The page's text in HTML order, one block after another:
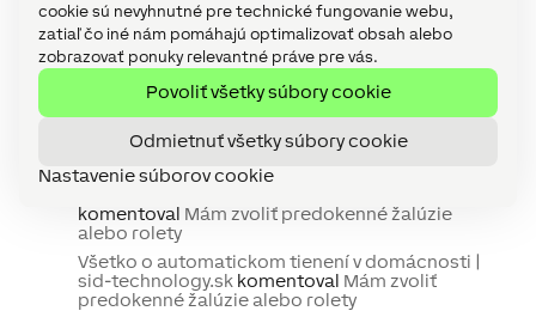
cookie sú nevyhnutné pre technické fungovanie webu,
zatiaľ čo iné nám pomáhajú optimalizovať obsah alebo
zobrazovať ponuky relevantné práve pre vás.
Povoliť všetky súbory cookie
Odmietnuť všetky súbory cookie
Nastavenie súborov cookie
Najnovšie komentáre
Žalúzie alebo rolety? Automatické ovládanie
šetrí čas a peniaze - IDEÁLNY DOMČEK
alebo rolety
Žalúzie alebo rolety? Automatické ovládanie
komentoval Mám zvoliť predokenné žalúzie
alebo rolety
Všetko o automatickom tienení v domácnosti |
sid-technology.skkomentoval Mám zvoliť
predokenné žalúzie alebo rolety